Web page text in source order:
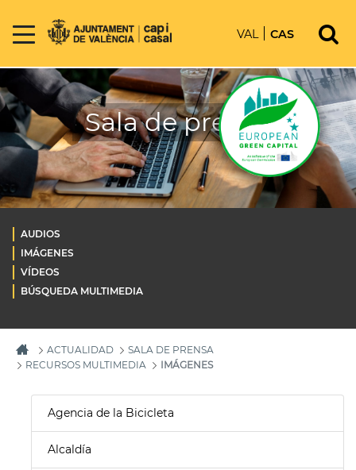
VAL CAS
Sala de prensa
AUDIOS
IMÁGENES
VÍDEOS
BÚSQUEDA MULTIMEDIA
ACTUALIDAD
SALA DE PRENSA
RECURSOS MULTIMEDIA
IMÁGENES
Agencia de la Bicicleta
Alcaldía